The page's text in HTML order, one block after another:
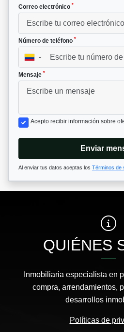
Correo electrónico *
Número de teléfono *
▼
Mensaje *
Acepto recibir información sobre
Enviar
Al enviar tus datos aceptas los Términos de
QUIÉNES
Inmobiliaria especialista en
compra, arrendamientos,
desarrollos
Políticas de